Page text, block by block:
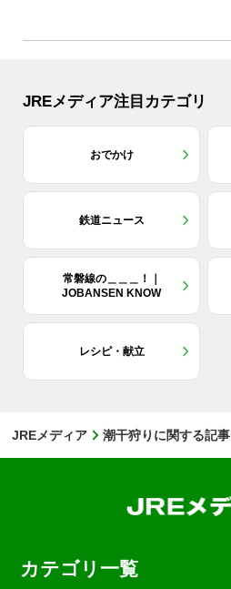
JREメディア注目カテゴリ
おでかけ
鉄道ニュース
常磐線の＿＿＿！｜
JOBANSEN KNOW
レシピ・献立
JREメディア 潮干狩りに関する記事
カテゴリ一覧